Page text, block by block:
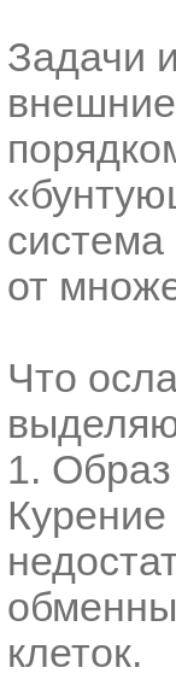
Задачи
от
Что
1.
клеток.